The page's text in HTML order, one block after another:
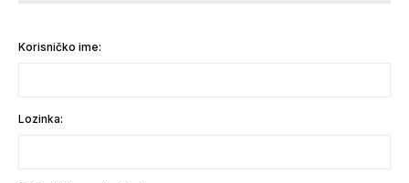
Korisničko ime:
Lozinka: